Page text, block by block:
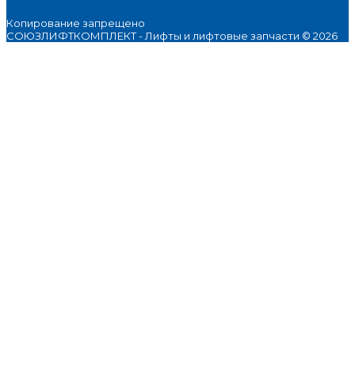
Копирование запрещено
СОЮЗЛИФТКОМПЛЕКТ - Лифты и лифтовые запчасти © 2026